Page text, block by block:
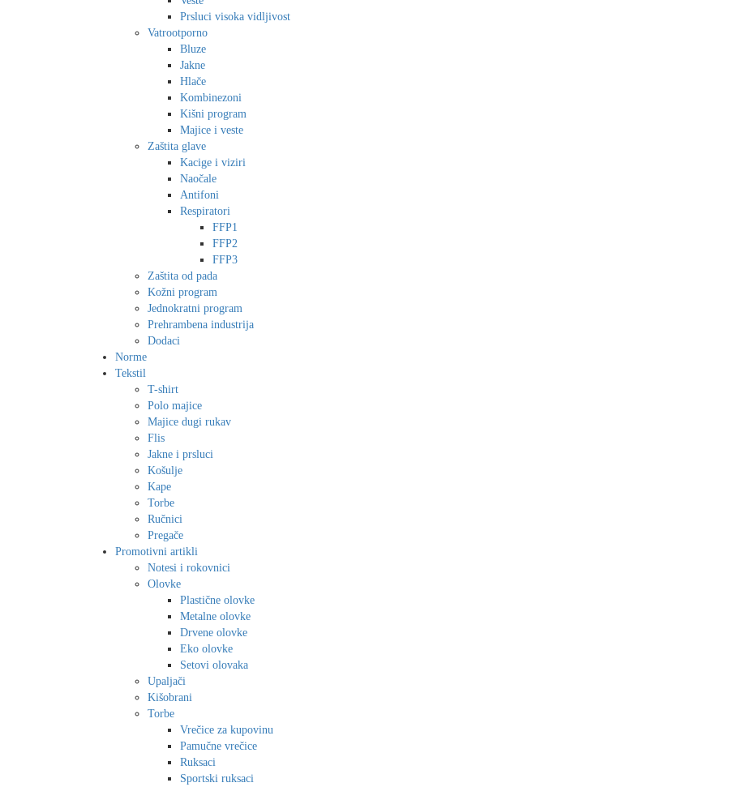
Prsluci visoka vidljivost
Vatrootporno
Bluze
Jakne
Hlače
Kombinezoni
Kišni program
Majice i veste
Zaštita glave
Kacige i viziri
Naočale
Antifoni
Respiratori
FFP1
FFP2
FFP3
Zaštita od pada
Kožni program
Jednokratni program
Prehrambena industrija
Dodaci
Norme
Tekstil
T-shirt
Polo majice
Majice dugi rukav
Flis
Jakne i prsluci
Košulje
Kape
Torbe
Ručnici
Pregače
Promotivni artikli
Notesi i rokovnici
Olovke
Plastične olovke
Metalne olovke
Drvene olovke
Eko olovke
Setovi olovaka
Upaljači
Kišobrani
Torbe
Vrečice za kupovinu
Pamučne vrečice
Ruksaci
Sportski ruksaci